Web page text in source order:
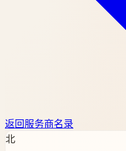
返回服务商名录
北